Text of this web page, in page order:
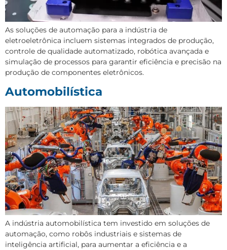
As soluções de automação para a indústria de
eletroeletrônica incluem sistemas integrados de produção,
controle de qualidade automatizado, robótica avançada e
simulação de processos para garantir eficiência e precisão na
produção de componentes eletrônicos.
Automobilística
A indústria automobilística tem investido em soluções de
automação, como robôs industriais e sistemas de
inteligência artificial, para aumentar a eficiência e a